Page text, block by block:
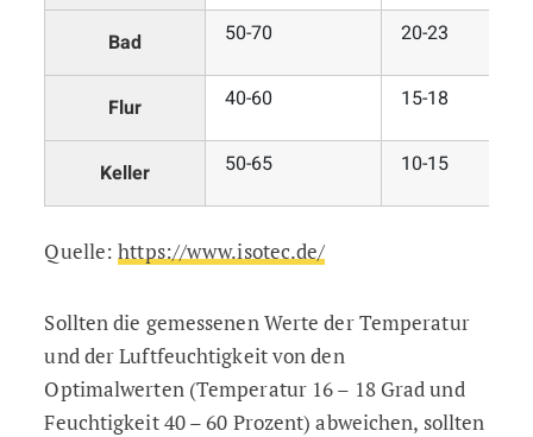
Bad 50-70 20-23
Flur 40-60 15-18
Keller 50-65 10-15
Quelle:https://www.isotec.de/
Sollten die gemessenen Werte der Temperatur
und der Luftfeuchtigkeit von den
Optimalwerten (Temperatur 16 – 18 Grad und
Feuchtigkeit 40 – 60 Prozent) abweichen, sollten